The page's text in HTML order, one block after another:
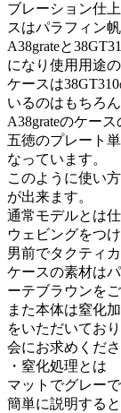
ブレーション仕
スはパラフィン
A38grateと
になり使用用途
ケースは
いるのはもちろ
A38grateのケー
五徳のプレート
なっています。
このように使い
が出来ます。
通常モデルとは
ウェビングをつけ
男前でタクティ
ケースの素材は
ーテブラウンを
また本体は窒化
をいただいてお
会にお求めくださ
・窒化処理とは
マットでグレー
簡単に説明する